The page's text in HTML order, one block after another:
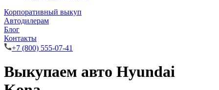
Корпоративный выкуп
Автодилерам
Блог
Контакты
+7 (800) 555-07-41
Выкупаем авто Hyundai